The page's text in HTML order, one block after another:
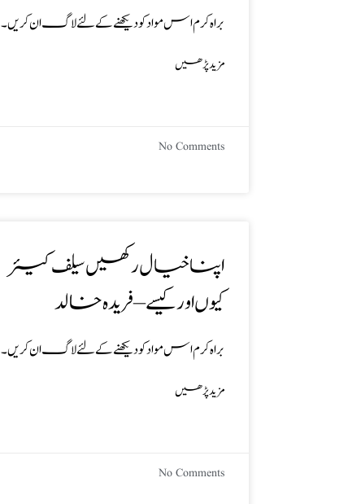
براہ کرم اس مواد کو دیکھنے کے لئے لاگ ان کریں۔
مزید پڑھیں
No Comments
اپنا خیال رکھیں سیلف کیئر
کیوں اور کیسے – فریدہ خالد
براہ کرم اس مواد کو دیکھنے کے لئے لاگ ان کریں۔
مزید پڑھیں
No Comments